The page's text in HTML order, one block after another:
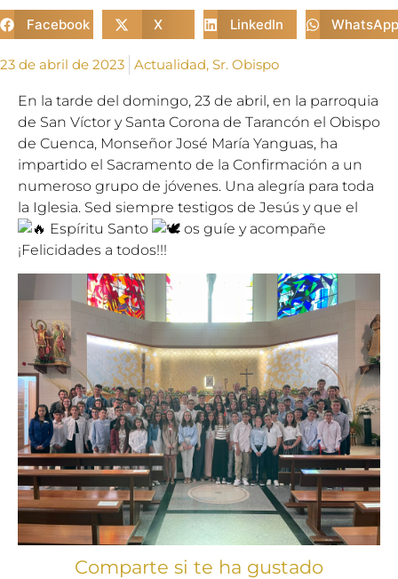
Facebook X LinkedIn WhatsApp
23 de abril de 2023 Actualidad, Sr. Obispo
En la tarde del domingo, 23 de abril, en la parroquia
de San Víctor y Santa Corona de Tarancón el Obispo
de Cuenca, Monseñor José María Yanguas, ha
impartido el Sacramento de la Confirmación a un
numeroso grupo de jóvenes. Una alegría para toda
la Iglesia. Sed siempre testigos de Jesús y que el
Espíritu Santo
os guíe y acompañe
¡Felicidades a todos!!!
Comparte si te ha gustado